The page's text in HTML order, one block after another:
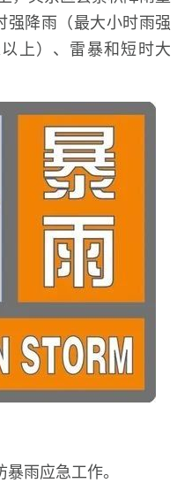
强降雨（最大小时雨强
上）、雷暴和短时大
雨应急工作。